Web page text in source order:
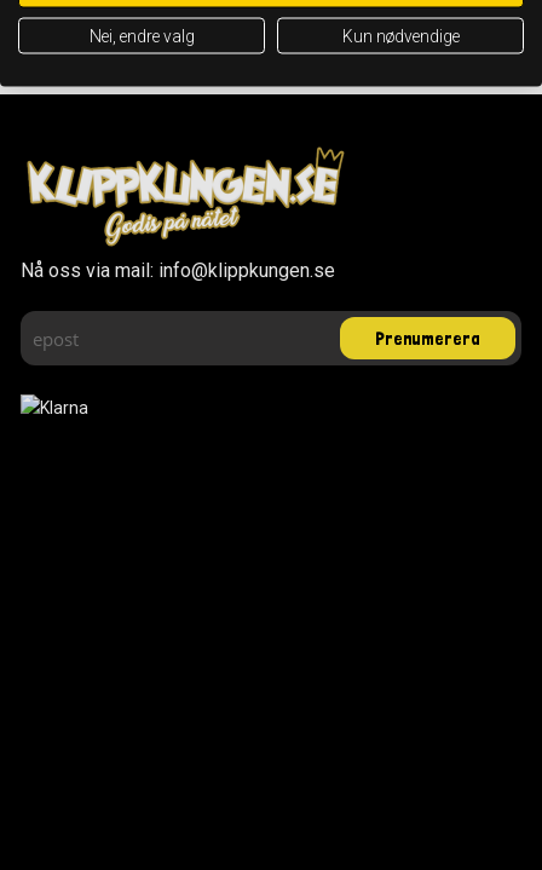
Nå oss via mail: info@klippkungen.se
Nei, endre valg Kun nødvendige